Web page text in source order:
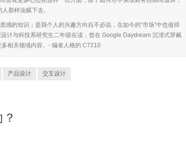
那样油腻下去。
感的知识；是我个人的兴趣方向自不必说，在如今的“市场”中也值得
计与科技系研究生二年级在读，曾在 Google Daydream 沉浸式穿戴
相关领域内容。- 编者人格的 C7210
产品设计 交互设计